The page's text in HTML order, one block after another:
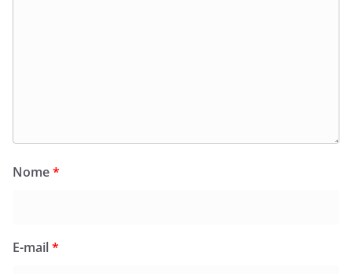
Nome*
E-mail*